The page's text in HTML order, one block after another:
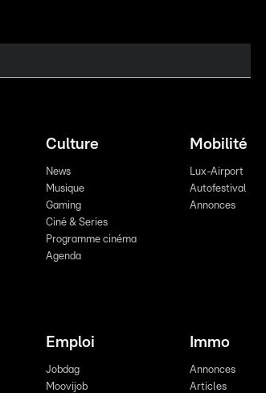
Culture
News
Musique
Gaming
Ciné & Series
Programme cinéma
Agenda
Mobilité
Lux-Airport
Autofestival
Annonces
Emploi
Jobdag
Moovijob
Immo
Annonces
Articles